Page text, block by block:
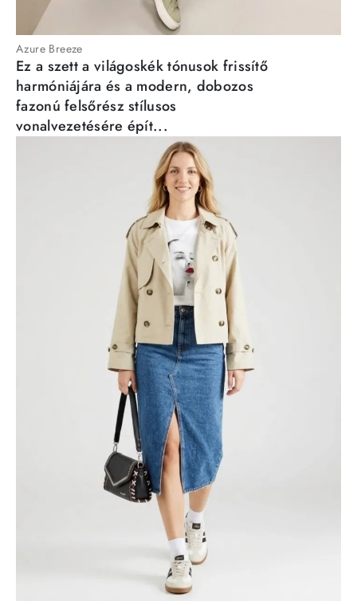
Azure Breeze
Ez a szett a világoskék tónusok frissítő
harmóniájára és a modern, dobozos
fazonú felsőrész stílusos
vonalvezetésére épít...